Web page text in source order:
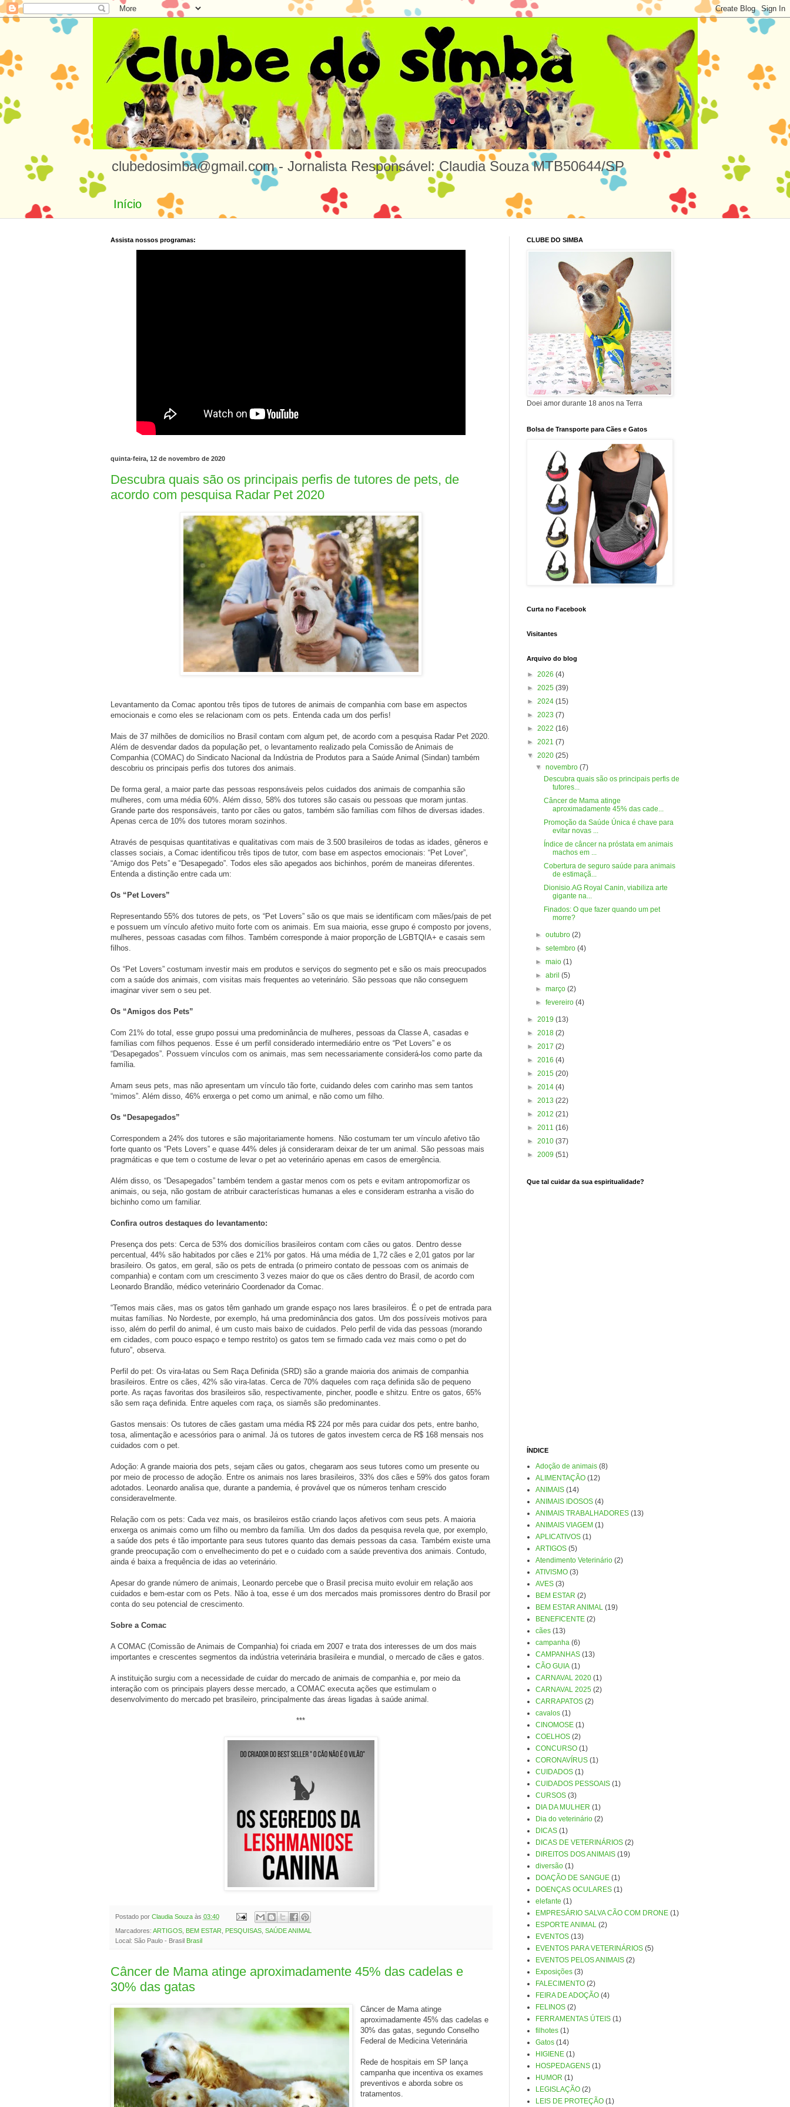
clubedosimba@gmail.com - Jornalista Responsável: Claudia Souza MTB50644/SP
Início
Assista nossos programas:
quinta-feira, 12 de novembro de 2020
Descubra quais são os principais perfis de tutores de pets, de
acordo com pesquisa Radar Pet 2020
Levantamento da Comac apontou três tipos de tutores de animais de companhia com base em aspectos
emocionais e como eles se relacionam com os pets. Entenda cada um dos perfis!
Mais de 37 milhões de domicílios no Brasil contam com algum pet, de acordo com a pesquisa Radar Pet 2020.
Além de desvendar dados da população pet, o levantamento realizado pela Comissão de Animais de
Companhia (COMAC) do Sindicato Nacional da Indústria de Produtos para a Saúde Animal (Sindan) também
descobriu os principais perfis dos tutores dos animais.
De forma geral, a maior parte das pessoas responsáveis pelos cuidados dos animais de companhia são
mulheres, com uma média 60%. Além disso, 58% dos tutores são casais ou pessoas que moram juntas.
Grande parte dos responsáveis, tanto por cães ou gatos, também são famílias com filhos de diversas idades.
Apenas cerca de 10% dos tutores moram sozinhos.
Através de pesquisas quantitativas e qualitativas com mais de 3.500 brasileiros de todas as idades, gêneros e
classes sociais, a Comac identificou três tipos de tutor, com base em aspectos emocionais: “Pet Lover”,
“Amigo dos Pets” e “Desapegado”. Todos eles são apegados aos bichinhos, porém de maneiras diferentes.
Entenda a distinção entre cada um:
Os “Pet Lovers”
Representando 55% dos tutores de pets, os “Pet Lovers” são os que mais se identificam com mães/pais de pet
e possuem um vínculo afetivo muito forte com os animais. Em sua maioria, esse grupo é composto por jovens,
mulheres, pessoas casadas com filhos. Também corresponde à maior proporção de LGBTQIA+ e casais sem
filhos.
Os “Pet Lovers” costumam investir mais em produtos e serviços do segmento pet e são os mais preocupados
com a saúde dos animais, com visitas mais frequentes ao veterinário. São pessoas que não conseguem
imaginar viver sem o seu pet.
Os “Amigos dos Pets”
Com 21% do total, esse grupo possui uma predominância de mulheres, pessoas da Classe A, casadas e
famílias com filhos pequenos. Esse é um perfil considerado intermediário entre os “Pet Lovers” e os
“Desapegados”. Possuem vínculos com os animais, mas sem necessariamente considerá-los como parte da
família.
Amam seus pets, mas não apresentam um vínculo tão forte, cuidando deles com carinho mas sem tantos
“mimos”. Além disso, 46% enxerga o pet como um animal, e não como um filho.
Os “Desapegados”
Correspondem a 24% dos tutores e são majoritariamente homens. Não costumam ter um vínculo afetivo tão
forte quanto os “Pets Lovers” e quase 44% deles já consideraram deixar de ter um animal. São pessoas mais
pragmáticas e que tem o costume de levar o pet ao veterinário apenas em casos de emergência.
Além disso, os “Desapegados” também tendem a gastar menos com os pets e evitam antropomorfizar os
animais, ou seja, não gostam de atribuir características humanas a eles e consideram estranha a visão do
bichinho como um familiar.
Confira outros destaques do levantamento:
Presença dos pets: Cerca de 53% dos domicílios brasileiros contam com cães ou gatos. Dentro desse
percentual, 44% são habitados por cães e 21% por gatos. Há uma média de 1,72 cães e 2,01 gatos por lar
brasileiro. Os gatos, em geral, são os pets de entrada (o primeiro contato de pessoas com os animais de
companhia) e contam com um crescimento 3 vezes maior do que os cães dentro do Brasil, de acordo com
Leonardo Brandão, médico veterinário Coordenador da Comac.
“Temos mais cães, mas os gatos têm ganhado um grande espaço nos lares brasileiros. É o pet de entrada para
muitas famílias. No Nordeste, por exemplo, há uma predominância dos gatos. Um dos possíveis motivos para
isso, além do perfil do animal, é um custo mais baixo de cuidados. Pelo perfil de vida das pessoas (morando
em cidades, com pouco espaço e tempo restrito) os gatos tem se firmado cada vez mais como o pet do
futuro”, observa.
Perfil do pet: Os vira-latas ou Sem Raça Definida (SRD) são a grande maioria dos animais de companhia
brasileiros. Entre os cães, 42% são vira-latas. Cerca de 70% daqueles com raça definida são de pequeno
porte. As raças favoritas dos brasileiros são, respectivamente, pincher, poodle e shitzu. Entre os gatos, 65%
são sem raça definida. Entre aqueles com raça, os siamês são predominantes.
Gastos mensais: Os tutores de cães gastam uma média R$ 224 por mês para cuidar dos pets, entre banho,
tosa, alimentação e acessórios para o animal. Já os tutores de gatos investem cerca de R$ 168 mensais nos
cuidados com o pet.
Adoção: A grande maioria dos pets, sejam cães ou gatos, chegaram aos seus tutores como um presente ou
por meio de processo de adoção. Entre os animais nos lares brasileiros, 33% dos cães e 59% dos gatos foram
adotados. Leonardo analisa que, durante a pandemia, é provável que os números tenham crescido
consideravelmente.
Relação com os pets: Cada vez mais, os brasileiros estão criando laços afetivos com seus pets. A maioria
enxerga os animais como um filho ou membro da família. Um dos dados da pesquisa revela que, por exemplo,
a saúde dos pets é tão importante para seus tutores quanto das demais pessoas da casa. Também existe uma
grande preocupação com o envelhecimento do pet e o cuidado com a saúde preventiva dos animais. Contudo,
ainda é baixa a frequência de idas ao veterinário.
Apesar do grande número de animais, Leonardo percebe que o Brasil precisa muito evoluir em relação aos
cuidados e bem-estar com os Pets. Não à toa, esse é um dos mercados mais promissores dentro do Brasil por
conta do seu potencial de crescimento.
Sobre a Comac
A COMAC (Comissão de Animais de Companhia) foi criada em 2007 e trata dos interesses de um dos mais
importantes e crescentes segmentos da indústria veterinária brasileira e mundial, o mercado de cães e gatos.
A instituição surgiu com a necessidade de cuidar do mercado de animais de companhia e, por meio da
interação com os principais players desse mercado, a COMAC executa ações que estimulam o
desenvolvimento do mercado pet brasileiro, principalmente das áreas ligadas à saúde animal.
***
Postado por Claudia Souza às 03:40
Marcadores: ARTIGOS, BEM ESTAR PESQUISAS, SAÚDE ANIMAL
Local: São Paulo - Brasil Brasil
Câncer de Mama atinge aproximadamente 45% das cadelas e
30% das gatas
Câncer de Mama atinge
aproximadamente 45% das cadelas e
30% das gatas, segundo Conselho
Federal de Medicina Veterinária
Rede de hospitais em SP lança
campanha que incentiva os exames
preventivos e aborda sobre os
tratamentos.
CLUBE DO SIMBA
Doei amor durante 18 anos na Terra
Bolsa de Transporte para Cães e Gatos
Curta no Facebook
Visitantes
Arquivo do blog
► 2026 (4)
► 2025 (39)
► 2024 (15)
► 2023 (7)
► 2022 (16)
► 2021 (7)
▼ 2020 (25)
▼ novembro (7)
Descubra quais são os principais perfis de
tutores...
Câncer de Mama atinge
aproximadamente 45% das cade...
Promoção da Saúde Única é chave para
evitar novas ...
Índice de câncer na próstata em animais
machos em ...
Cobertura de seguro saúde para animais
de estimaçã...
Dionisio.AG Royal Canin, viabiliza arte
gigante na...
Finados: O que fazer quando um pet
morre?
► outubro (2)
► setembro (4)
► maio (1)
► abril (5)
► março (2)
► fevereiro (4)
► 2019 (13)
► 2018 (2)
► 2017 (2)
► 2016 (4)
► 2015 (20)
► 2014 (4)
► 2013 (22)
► 2012 (21)
► 2011 (16)
► 2010 (37)
► 2009 (51)
Que tal cuidar da sua espiritualidade?
ÍNDICE
Adoção de animais (8)
ALIMENTAÇÃO (12)
ANIMAIS (14)
ANIMAIS IDOSOS (4)
ANIMAIS TRABALHADORES (13)
ANIMAIS VIAGEM (1)
APLICATIVOS (1)
ARTIGOS (5)
Atendimento Veterinário (2)
ATIVISMO (3)
AVES (3)
BEM ESTAR (2)
BEM ESTAR ANIMAL (19)
BENEFICENTE (2)
cães (13)
campanha (6)
CAMPANHAS (13)
CÃO GUIA (1)
CARNAVAL 2020 (1)
CARNAVAL 2025 (2)
CARRAPATOS (2)
cavalos (1)
CINOMOSE (1)
COELHOS (2)
CONCURSO (1)
CORONAVÍRUS (1)
CUIDADOS (1)
CUIDADOS PESSOAIS (1)
CURSOS (3)
DIA DA MULHER (1)
Dia do veterinário (2)
DICAS (1)
DICAS DE VETERINÁRIOS (2)
DIREITOS DOS ANIMAIS (19)
diversão (1)
DOAÇÃO DE SANGUE (1)
DOENÇAS OCULARES (1)
elefante (1)
EMPRESÁRIO SALVA CÃO COM DRONE (1)
ESPORTE ANIMAL (2)
EVENTOS (13)
EVENTOS PARA VETERINÁRIOS (5)
EVENTOS PELOS ANIMAIS (2)
Exposições (3)
FALECIMENTO (2)
FEIRA DE ADOÇÃO (4)
FELINOS (2)
FERRAMENTAS ÚTEIS (1)
filhotes (1)
Gatos (14)
HIGIENE (1)
HOSPEDAGENS (1)
HUMOR (1)
LEGISLAÇÃO (2)
LEIS DE PROTEÇÃO (1)